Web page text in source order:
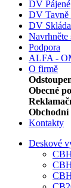
DV Pájené
DV Tavně
DV
Podpora
ALFA -
O firmě
Obecné
Kontakty
Deskové